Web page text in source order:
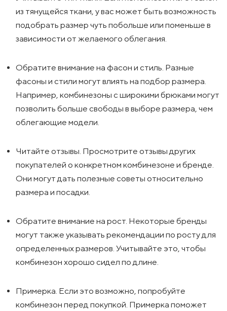
из тянущейся ткани, у вас может быть возможность
подобрать размер чуть побольше или поменьше в
зависимости от желаемого облегания.
Обратите внимание на фасон и стиль. Разные
фасоны и стили могут влиять на подбор размера.
Например, комбинезоны с широкими брюками могут
позволить больше свободы в выборе размера, чем
облегающие модели.
Читайте отзывы. Просмотрите отзывы других
покупателей о конкретном комбинезоне и бренде.
Они могут дать полезные советы относительно
размера и посадки.
Обратите внимание на рост. Некоторые бренды
могут также указывать рекомендации по росту для
определенных размеров. Учитывайте это, чтобы
комбинезон хорошо сидел по длине.
Примерка. Если это возможно, попробуйте
комбинезон перед покупкой. Примерка поможет